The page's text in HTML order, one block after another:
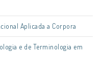
Aplicada a Corpora
e de Terminologia em